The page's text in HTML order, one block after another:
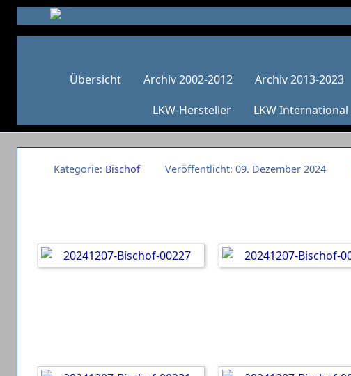
Übersicht Archiv 2002-2012 Archiv 2013-2023
LKW-Hersteller
LKW International
Kategorie: Bischof Veröffentlicht: 09. Dezember 2024